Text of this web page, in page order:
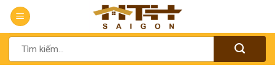
Chuyển
đến
nộiTìm
kiếm: